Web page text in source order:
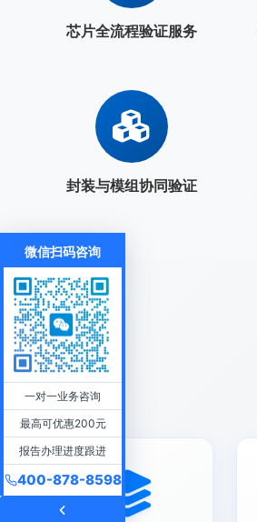
芯片全流程验证服务
封装与模组协同验证
微信扫码咨询
一对一业务咨询
最高可优惠200元
报告办理进度跟进
400-878-8598